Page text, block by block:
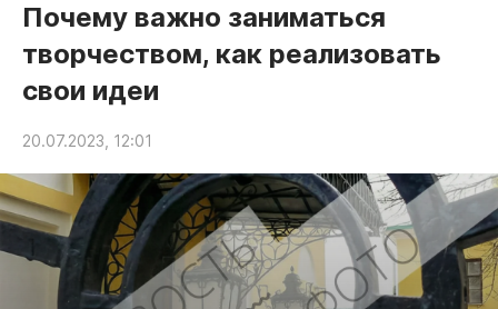
Новости компаний
Статьи
Народные новости
Авто и транспорт
Благоустройство
Криминал
Культура
Недвижимость и ЖКХ
Образование
Почему важно заниматься
творчеством, как реализовать
свои идеи
20.07.2023, 12:01